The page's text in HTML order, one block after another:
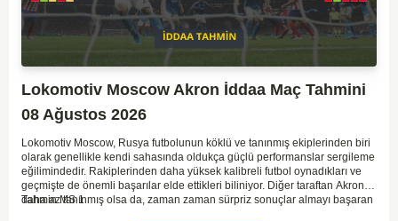
Lokomotiv Moscow Akron İddaa Maç Tahmini
08 Ağustos 2026
Lokomotiv Moscow, Rusya futbolunun köklü ve tanınmış ekiplerinden biri
olarak genellikle kendi sahasında oldukça güçlü performanslar sergileme
eğilimindedir. Rakiplerinden daha yüksek kalibreli futbol oynadıkları ve
geçmişte de önemli başarılar elde ettikleri biliniyor. Diğer taraftan Akron,
daha az tanınmış olsa da, zaman zaman sürpriz sonuçlar almayı başaran
Tahmin MS 1